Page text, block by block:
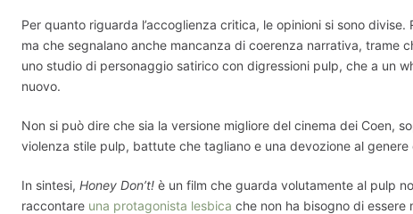
Per quanto riguarda l’accoglienza critica, le opinioni si sono
ma che segnalano anche mancanza di coerenza narrativa, trame
uno studio di personaggio satirico con digressioni pulp, che a un
nuovo.
Non si può dire che sia la versione migliore del cinema dei Coen,
violenza stile pulp, battute che tagliano e una devozione al
In sintesi, Honey Don’t! è un film che guarda volutamente al pulp
raccontare una protagonista lesbica che non ha bisogno di essere